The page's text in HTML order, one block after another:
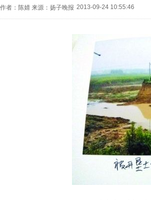
作者：陈婧 来源：扬子晚报 2013-09-24 10:55:46